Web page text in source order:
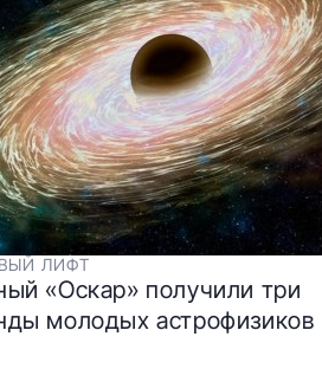
ЛИФТ
«Оскар» получили три
молодых астрофизиков